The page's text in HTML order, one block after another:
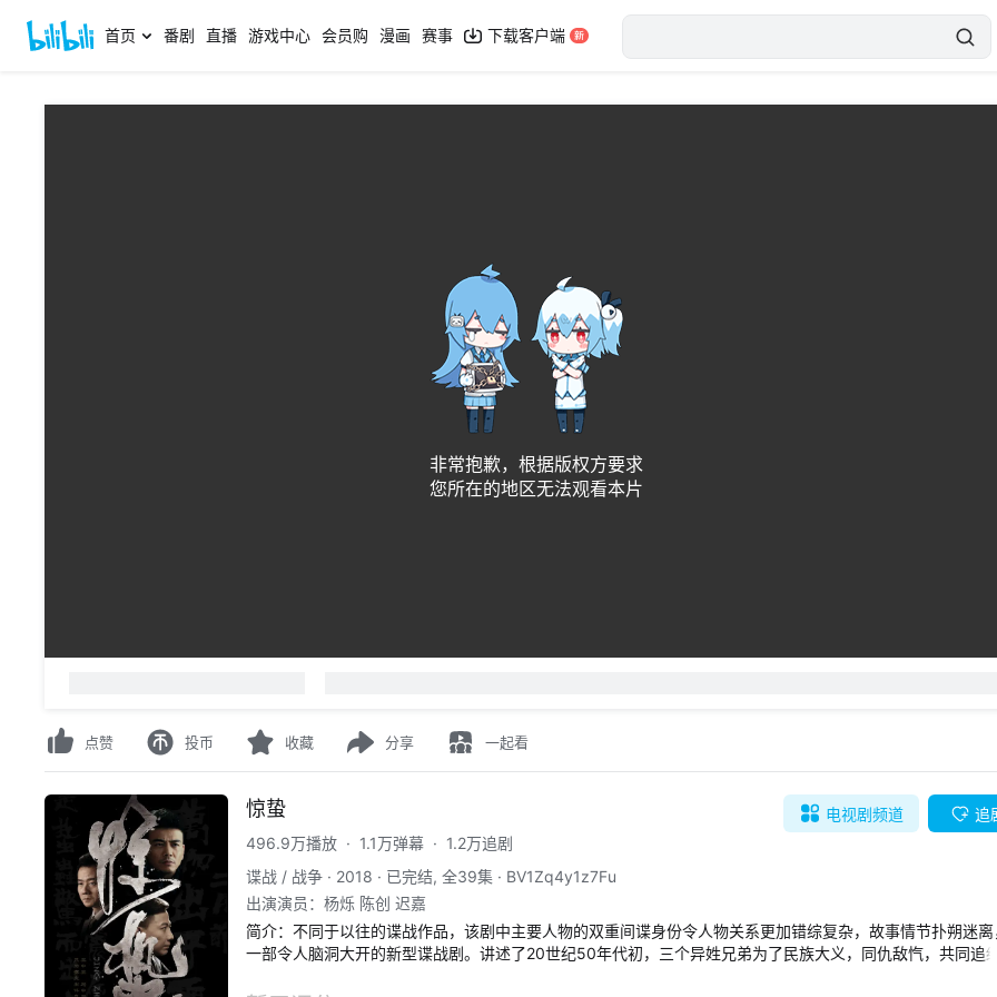
首页 番剧 直播 游戏中心 会员购 漫画 赛事 下载客户端
网络状况异常，请刷新后重试
错误码：3001
abcd71e45c32fa6b13298648fbe39aea
非常抱歉，根据版权方要求
您所在的地区无法观看本片
点赞 投币 收藏 分享 一起看
惊蛰
496.9万播放 · 1.1万弹幕 · 1.2万追剧
谍战 / 战争 · 2018 · 已完结, 全39集 · BV1Zq4y1z7Fu
出演演员 ： 杨烁 陈创 迟嘉
简介： 不同于以往的谍战作品，该剧中主要人物的双重间谍身份令人物关系更加错综复杂，故事情节扑朔迷
一部令人脑洞大开的新型谍战剧。讲述了20世纪50年代初，三个异姓兄弟为了民族大义，同仇敌忾，共同追
电视剧频道 追